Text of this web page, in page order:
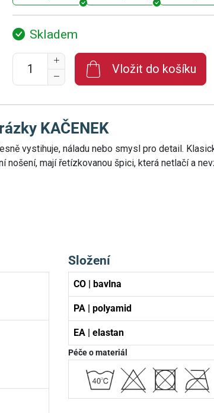
Skladem
Vložit do košíku
KAČENEK
vystihuje, náladu nebo smysl pro detail.
mají řetízkovanou špici, která netlačí a
Složení
CO | bavlna
PA | polyamid
EA | elastan
Péče o materiál